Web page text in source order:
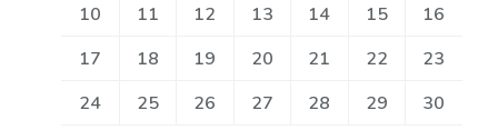
10
11 12 13 14 15
16
17
18 19 20 21 22
23
24
25 26 27 28 29
30